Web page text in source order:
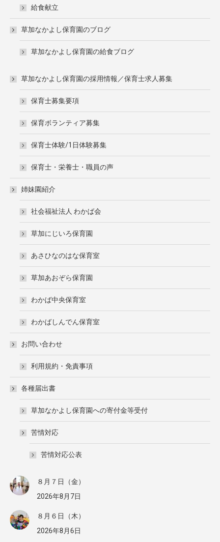
給食献立
草加なかよし保育園のブログ
草加なかよし保育園の給食ブログ
草加なかよし保育園の採用情報／保育士求人募集
保育士募集要項
保育ボランティア募集
保育士体験/1日体験募集
保育士・栄養士・職員の声
姉妹園紹介
社会福祉法人 わかば会
草加にじいろ保育園
あさひなのはな保育室
草加あおぞら保育園
わかば中央保育室
わかばしんでん保育室
お問い合わせ
利用規約・免責事項
各種届出書
草加なかよし保育園への寄付金等受付
苦情対応
苦情対応公表
８月７日（金）
2026年8月7日
８月６日（木）
2026年8月6日